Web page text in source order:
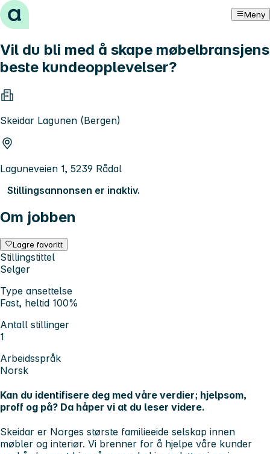
Hopp til innhold Meny
Vil du bli med å skape møbelbransjens
beste kundeopplevelser?
Skeidar Lagunen (Bergen)
Laguneveien 1, 5239 Rådal
Stillingsannonsen er inaktiv.
Om jobben
Lagre favoritt
Stillingstittel
Selger
Type ansettelse
Fast, heltid 100%
Antall stillinger
1
Arbeidsspråk
Norsk
Kan du identifisere deg med våre verdier; hjelpsom,
proff og på? Da håper vi at du leser videre.
Skeidar er Norges største familieeide selskap innen
møbler og interiør. Vi brenner for å hjelpe våre kunder